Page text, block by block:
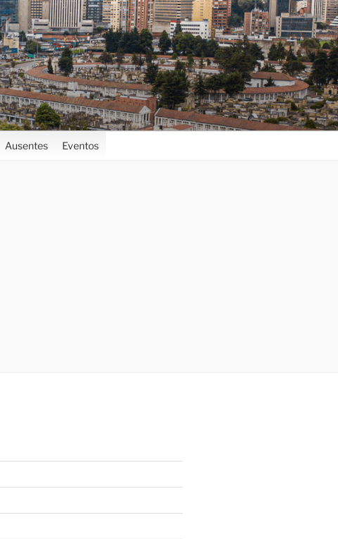
Ausentes Eventos